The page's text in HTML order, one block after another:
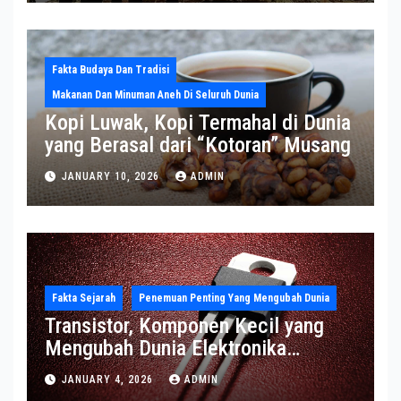
Fakta Budaya Dan Tradisi
Makanan Dan Minuman Aneh Di Seluruh Dunia
Kopi Luwak, Kopi Termahal di Dunia
yang Berasal dari “Kotoran” Musang
JANUARY 10, 2026 ADMIN
Fakta Sejarah Penemuan Penting Yang Mengubah Dunia
Transistor, Komponen Kecil yang
Mengubah Dunia Elektronika
Modern
JANUARY 4, 2026 ADMIN